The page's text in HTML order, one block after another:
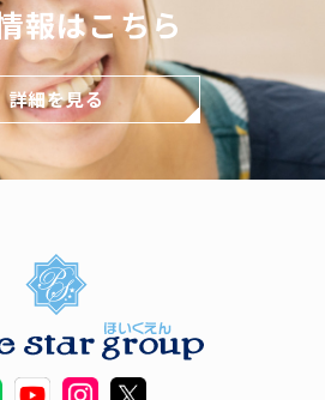
報はこちら
詳細を見る